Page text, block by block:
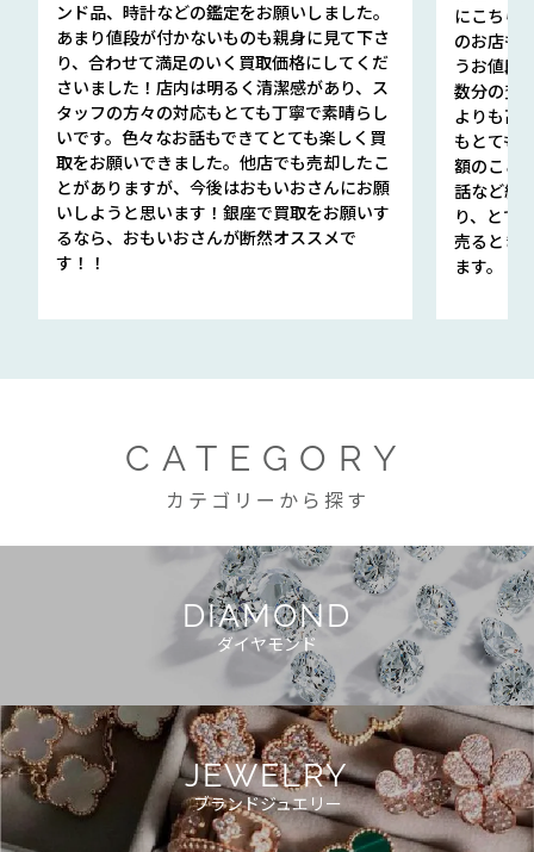
ンド品、時計などの鑑定をお願いしました。
あまり値段が付かないものも親身に見て下さ
り、合わせて満足のいく買取価格にしてくだ
さいました！店内は明るく清潔感があり、ス
タッフの方々の対応もとても丁寧で素晴らし
いです。色々なお話もできてとても楽しく買
取をお願いできました。他店でも売却したこ
とがありますが、今後はおもいおさんにお願
いしようと思います！銀座で買取をお願いす
るなら、おもいおさんが断然オススメで
す！！
にこちら
のお店も
うお値段
数分の査
よりも高
もとても
額のこと
話など細
り、とて
売るとき
ます。
CATEGORY
カテゴリーから探す
DIAMOND
ダイヤモンド
JEWELRY
ブランドジュエリー